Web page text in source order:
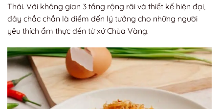
Thái. Với không gian 3 tầng rộng rãi và thiết kế hiện đại,
đây chắc chắn là điểm đến lý tưởng cho những người
yêu thích ẩm thực đến từ xứ Chùa Vàng.